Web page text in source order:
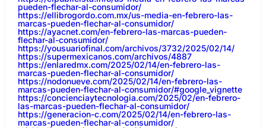
pueden-flechar-al-consumidor/
https://ellibrogordo.com.mx/us-media-en-febrero-las-
marcas-pueden-flechar-al-consumidor/
https://ayacnet.com/en-febrero-las-marcas-pueden-
flechar-al-consumidor/
https://yousuariofinal.com/archivos/3732/2025/02/14/
https://supermexicanos.com/archivos/4887
https://enlaredmx.com/2025/02/14/en-febrero-las-
marcas-pueden-flechar-al-consumidor/
https://nodonueve.com/2025/02/14/en-febrero-las-
marcas-pueden-flechar-al-consumidor/#google_vignette
https://concienciaytecnologia.com/2025/02/en-febrero-
las-marcas-pueden-flechar-al-consumidor/
https://generacion-c.com/2025/02/14/en-febrero-las-
marcas-pueden-flechar-al-consumidor/